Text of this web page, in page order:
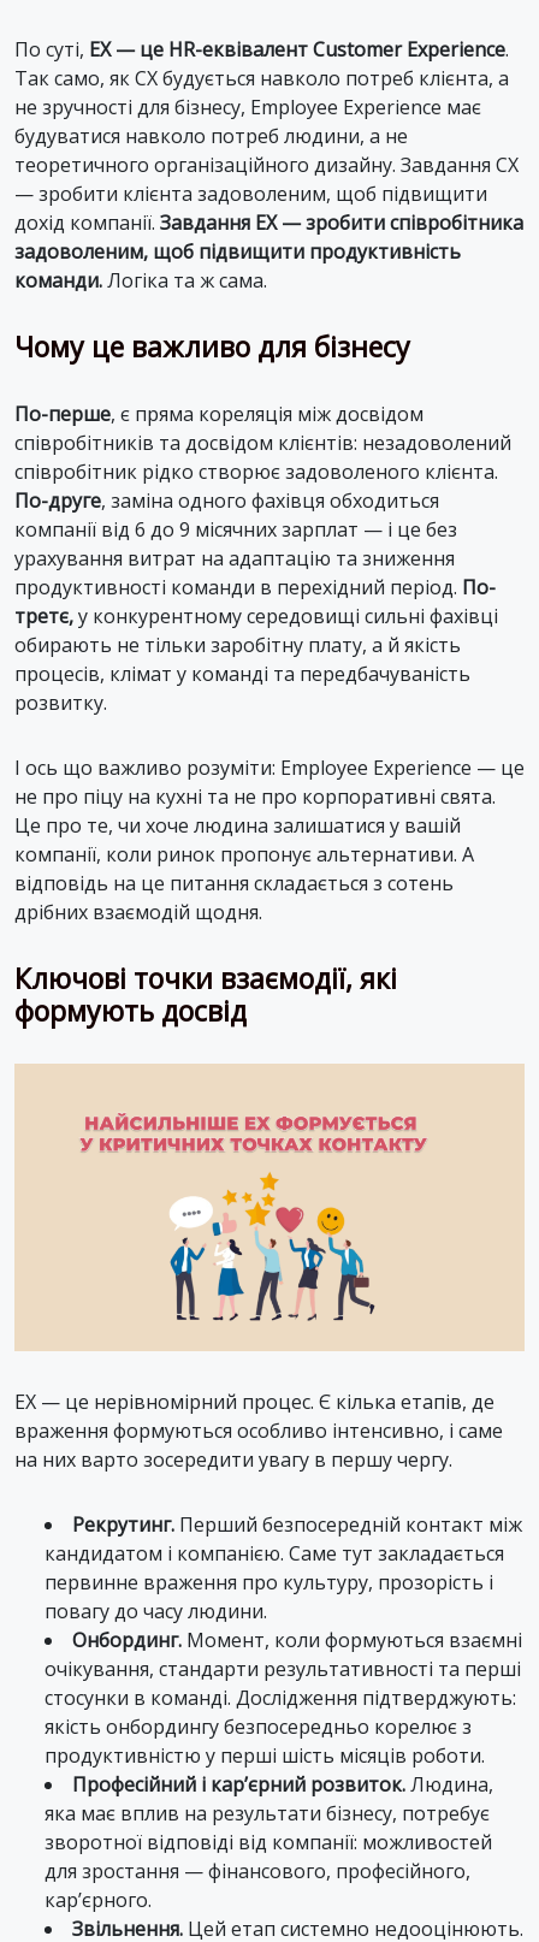
По суті, EX — це HR-еквівалент Customer Experience.
Так само, як CX будується навколо потреб клієнта, а
не зручності для бізнесу, Employee Experience має
будуватися навколо потреб людини, а не
теоретичного організаційного дизайну. Завдання CX
— зробити клієнта задоволеним, щоб підвищити
дохід компанії. Завдання EX — зробити співробітника
задоволеним, щоб підвищити продуктивність
команди.Логіка та ж сама.
Чому це важливо для бізнесу
По-перше, є пряма кореляція між досвідом
співробітників та досвідом клієнтів: незадоволений
співробітник рідко створює задоволеного клієнта.
По-друге, заміна одного фахівця обходиться
компанії від 6 до 9 місячних зарплат — і це без
урахування витрат на адаптацію та зниження
продуктивності команди в перехідний період. По-
третє,у конкурентному середовищі сильні фахівці
обирають не тільки заробітну плату, а й якість
процесів, клімат у команді та передбачуваність
розвитку.
І ось що важливо розуміти: Employee Experience — це
не про піцу на кухні та не про корпоративні свята.
Це про те, чи хоче людина залишатися у вашій
компанії, коли ринок пропонує альтернативи. А
відповідь на це питання складається з сотень
дрібних взаємодій щодня.
Ключові точки взаємодії, які
формують досвід
EX — це нерівномірний процес. Є кілька етапів, де
враження формуються особливо інтенсивно, і саме
на них варто зосередити увагу в першу чергу.
Рекрутинг. Перший безпосередній контакт між
кандидатом і компанією. Саме тут закладається
первинне враження про культуру, прозорість і
повагу до часу людини.
Онбординг. Момент, коли формуються взаємні
очікування, стандарти результативності та перші
стосунки в команді. Дослідження підтверджують:
якість онбордингу безпосередньо корелює з
продуктивністю у перші шість місяців роботи.
Професійний і кар’єрний розвиток.Людина,
яка має вплив на результати бізнесу, потребує
зворотної відповіді від компанії: можливостей
для зростання — фінансового, професійного,
кар’єрного.
Звільнення. Цей етап системно недооцінюють.